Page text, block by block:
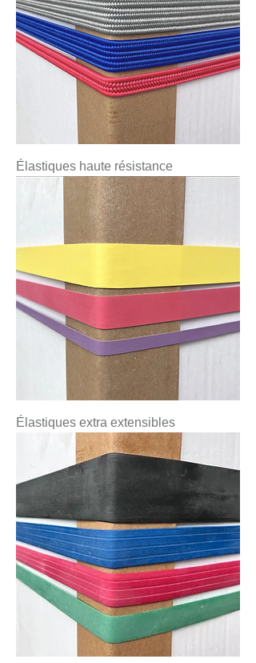
Élastiques haute résistance
Élastiques extra extensibles